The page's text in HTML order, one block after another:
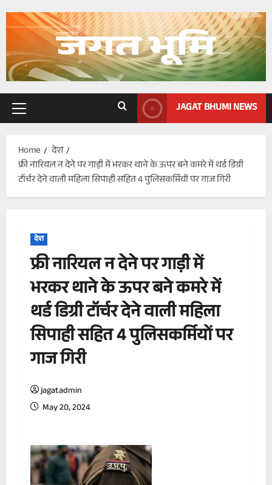
Primary
JAGAT BHUMI NEWS
Home
देश
फ्री नारियल न देने पर गाड़ी में भरकर थाने के ऊपर बने कमरे में थर्ड डिग्री
टॉर्चर देने वाली महिला सिपाही सहित 4 पुलिसकर्मियों पर गाज गिरी
देश
फ्री नारियल न देने पर गाड़ी में
भरकर थाने के ऊपर बने कमरे में
थर्ड डिग्री टॉर्चर देने वाली महिला
सिपाही सहित 4 पुलिसकर्मियों पर
गाज गिरी
jagatadmin
May 20, 2024